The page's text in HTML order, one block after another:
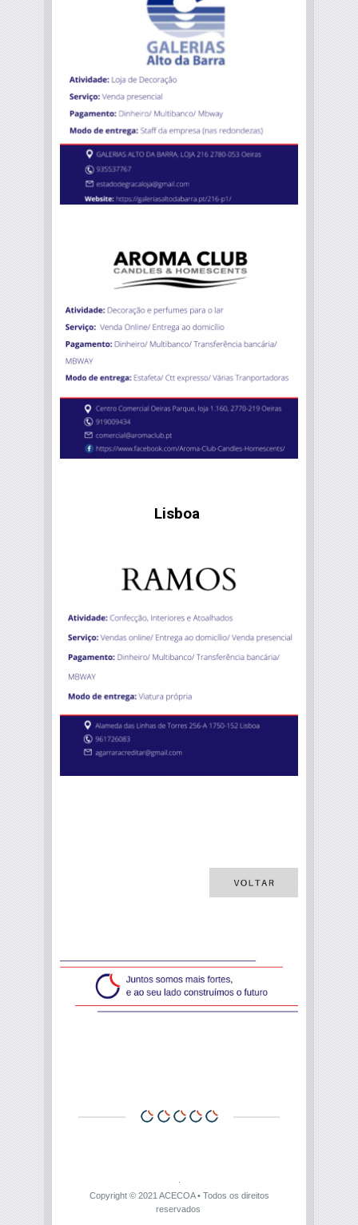
Lisboa
Copyright © 2021 ACECOA• Todos os direitos
reservados